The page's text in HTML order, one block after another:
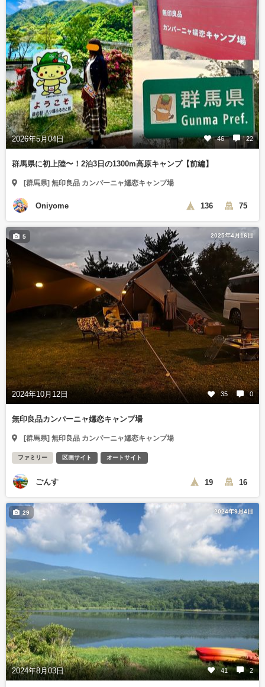
2026年5月04日 46 22
群馬県に初上陸〜！2泊3日の1300m高原キャンプ【前編】
[群馬県] 無印良品 カンパーニャ嬬恋キャンプ場
Oniyome 136 75
2025年4月16日
2024年10月12日 35 0
5
無印良品カンパーニャ嬬恋キャンプ場
[群馬県] 無印良品 カンパーニャ嬬恋キャンプ場
ファミリー 区画サイト オートサイト
ごんす 19 16
2024年9月4日
2024年8月03日 41 2
29